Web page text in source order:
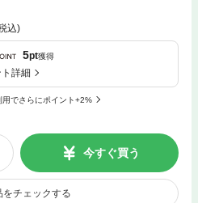
込)
5pt獲得
詳細
用でさらにポイント+2%
今すぐ買う
をチェックする